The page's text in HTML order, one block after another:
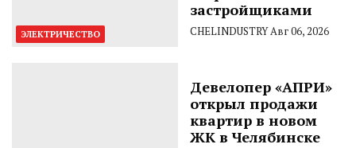
ЭЛЕКТРИЧЕСТВО
застройщиками
CHELINDUSTRYАвг 06, 2026
Девелопер «АПРИ»
открыл продажи
квартир в новом
ЖК в Челябинске